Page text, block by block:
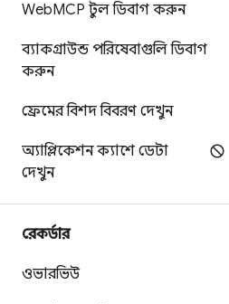
WebMCP টুল ডিবাগ করুন
ব্যাকগ্রাউন্ড পরিষেবাগুলি ডিবাগ
করুন
ফ্রেমের বিশদ বিবরণ দেখুন
অ্যাপ্লিকেশন ক্যাশে ডেটা
দেখুন
রেকর্ডার
ওভারভিউ